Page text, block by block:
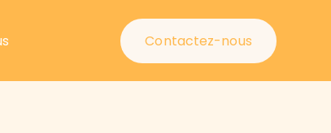
Contactez-nous